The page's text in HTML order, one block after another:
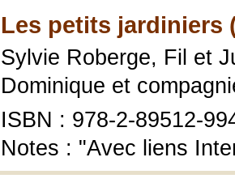
Les petits jardiniers
Sylvie Roberge, Fil et
Dominique et
ISBN : 978-2-89512-
Notes : "Avec liens